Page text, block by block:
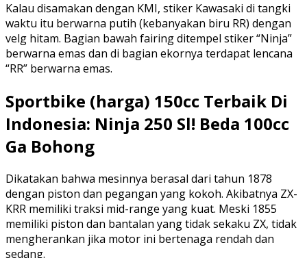
Kalau disamakan dengan KMI, stiker Kawasaki di tangki
waktu itu berwarna putih (kebanyakan biru RR) dengan
velg hitam. Bagian bawah fairing ditempel stiker “Ninja”
berwarna emas dan di bagian ekornya terdapat lencana
“RR” berwarna emas.
Sportbike (harga) 150cc Terbaik Di
Indonesia: Ninja 250 Sl! Beda 100cc
Ga Bohong
Dikatakan bahwa mesinnya berasal dari tahun 1878
dengan piston dan pegangan yang kokoh. Akibatnya ZX-
KRR memiliki traksi mid-range yang kuat. Meski 1855
memiliki piston dan bantalan yang tidak sekaku ZX, tidak
mengherankan jika motor ini bertenaga rendah dan
sedang.